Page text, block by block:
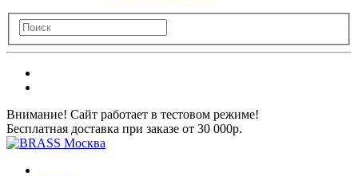
Внимание! Сайт работает в тестовом режиме!
Бесплатная доставка при заказе от 30 000р.